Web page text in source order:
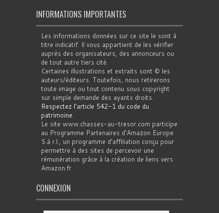
INFORMATIONS IMPORTANTES
Les informations données sur ce site le sont à
titre indicatif. Il vous appartient de les vérifier
auprès des organisateurs, des annonceurs ou
de tout autre tiers cité.
Certaines illustrations et extraits sont © les
auteurs/éditeurs. Toutefois, nous retirerons
toute image ou tout contenu sous copyright
sur simple demande des ayants droits.
Respectez l'article 542-1 du code du
patrimoine.
Le site www.chasses-au-tresor.com participe
au Programme Partenaires d’Amazon Europe
S.à r.l., un programme d’affiliation conçu pour
permettre à des sites de percevoir une
rémunération grâce à la création de liens vers
Amazon.fr
CONNEXION